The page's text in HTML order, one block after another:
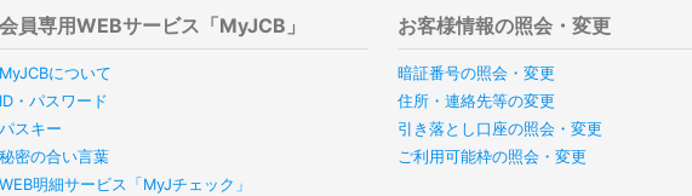
会員専用WEBサービス「MyJCB」
MyJCBについて
ID・パスワード
パスキー
秘密の合い言葉
WEB明細サービス「MyJチェック」
お客様情報の照会・変更
暗証番号の照会・変更
住所・連絡先等の変更
引き落とし口座の照会・変更
ご利用可能枠の照会・変更